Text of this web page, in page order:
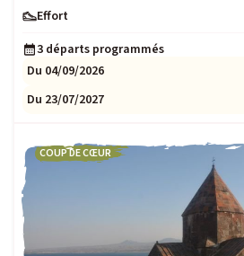
Effort
Niveau : 3
3 départs programmés
Du 04/09/2026
Du 23/07/2027
COUP DE CŒUR